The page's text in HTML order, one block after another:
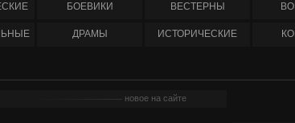
БОЕВИКИ ВЕСТЕРНЫ
ДРАМЫ ИСТОРИЧЕСКИЕ
новое на сайте